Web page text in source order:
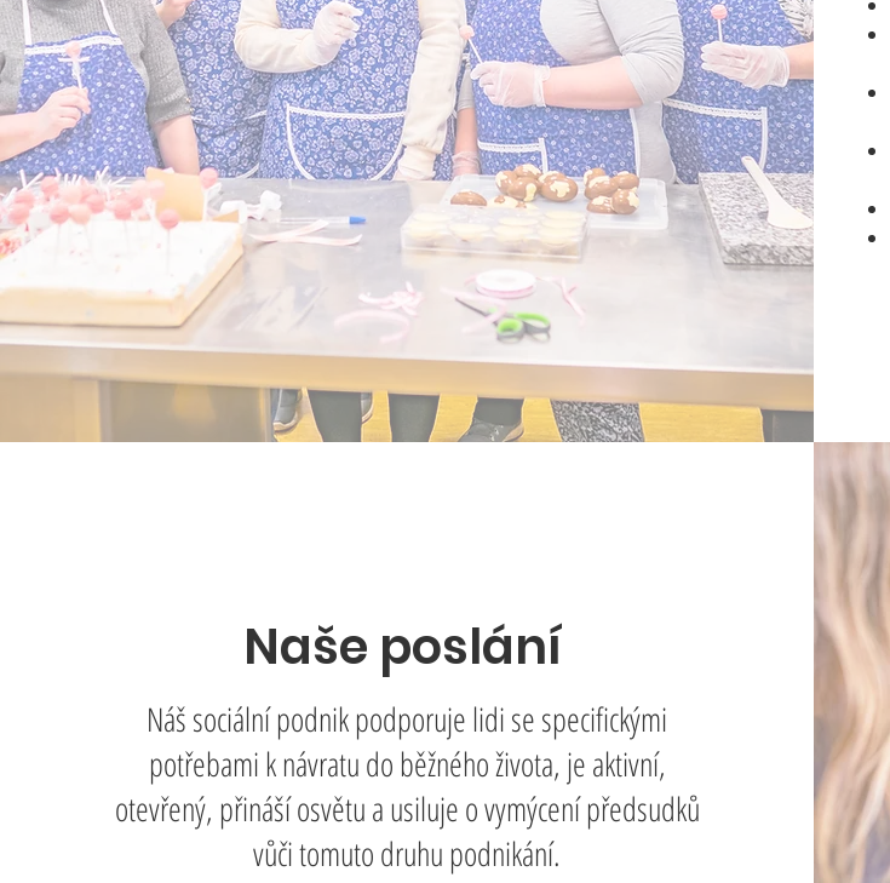
Naše poslání
Náš sociální podnik podporuje lidi se specifickými
potřebami k návratu do běžného života, je aktivní,
otevřený, přináší osvětu a usiluje o vymýcení předsudků
vůči tomuto druhu podnikání.